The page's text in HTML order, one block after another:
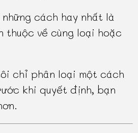
cách hay nhất là
về cùng loại hoặc
chỉ phân loại một cách
khi quyết định, bạn